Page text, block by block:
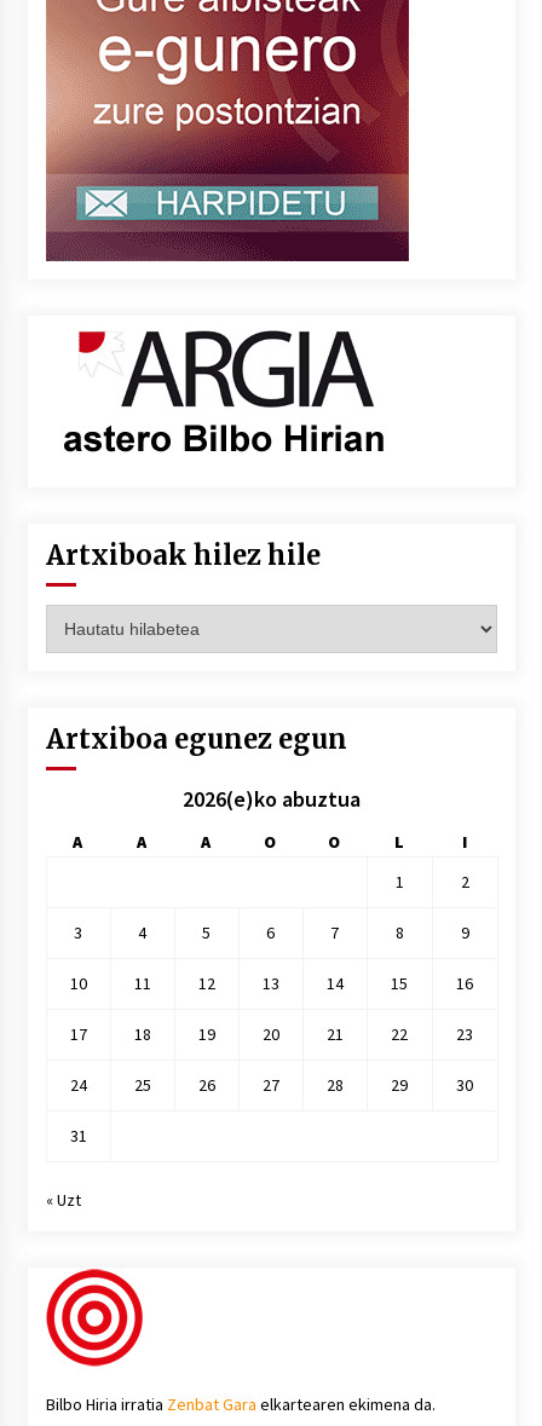
Artxiboak hilez hile
hilez
Artxiboa egunez egun
2026(e)ko abuztua
A A A O O L
I
1
2
3 4 5 6 7 8 9
10 11 12 13 14 15 16
17 18 19 20 21 22 23
24 25 26 27 28 29 30
31
« Uzt
Bilbo Hiria irratia Zenbat Gara elkartearen ekimena da.